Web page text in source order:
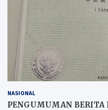
NASIONAL
PENGUMUMAN BERITA